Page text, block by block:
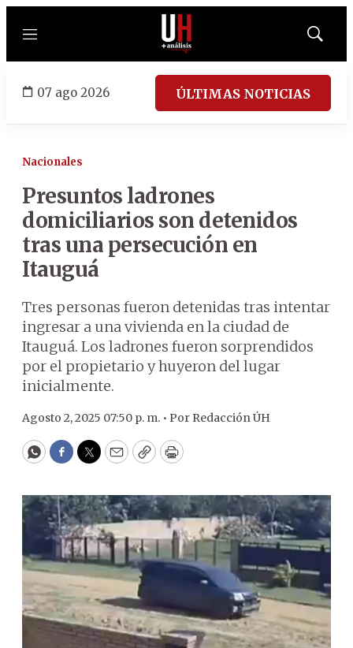
Menú
Mostrar
07 ago 2026 ÚLTIMAS NOTICIAS
Nacionales
Presuntos ladrones
domiciliarios son detenidos
tras una persecución en
Itauguá
Tres personas fueron detenidas tras intentar
ingresar a una vivienda en la ciudad de
Itauguá. Los ladrones fueron sorprendidos
por el propietario y huyeron del lugar
inicialmente.
Agosto 2, 2025 07:50 p. m. • Por Redacción ÚH
WhatsApp
Facebook
Twitter
EmailCopyPrint